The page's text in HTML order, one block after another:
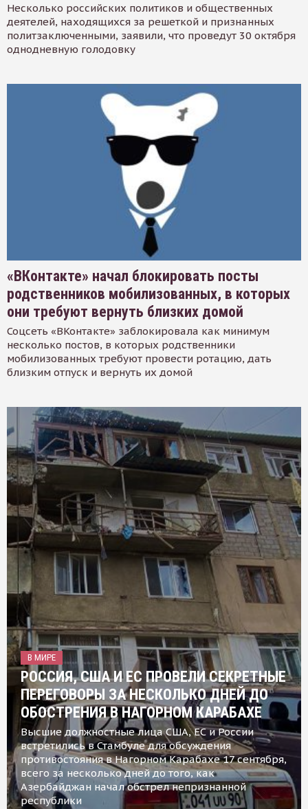
Несколько российских политиков и общественных
деятелей, находящихся за решеткой и признанных
политзаключенными, заявили, что проведут 30 октября
однодневную голодовку
«ВКонтакте» начал блокировать посты
родственников мобилизованных, в которых
они требуют вернуть близких домой
Соцсеть «ВКонтакте» заблокировала как минимум
несколько постов, в которых родственники
мобилизованных требуют провести ротацию, дать
близким отпуск и вернуть их домой
В МИРЕ
РОССИЯ, США И ЕС ПРОВЕЛИ СЕКРЕТНЫЕ
ПЕРЕГОВОРЫ ЗА НЕСКОЛЬКО ДНЕЙ ДО
ОБОСТРЕНИЯ В НАГОРНОМ КАРАБАХЕ
Высшие должностные лица США, ЕС и России
встретились в Стамбуле для обсуждения
противостояния в Нагорном Карабахе 17 сентября,
всего за несколько дней до того, как
Азербайджан начал обстрел непризнанной
республики